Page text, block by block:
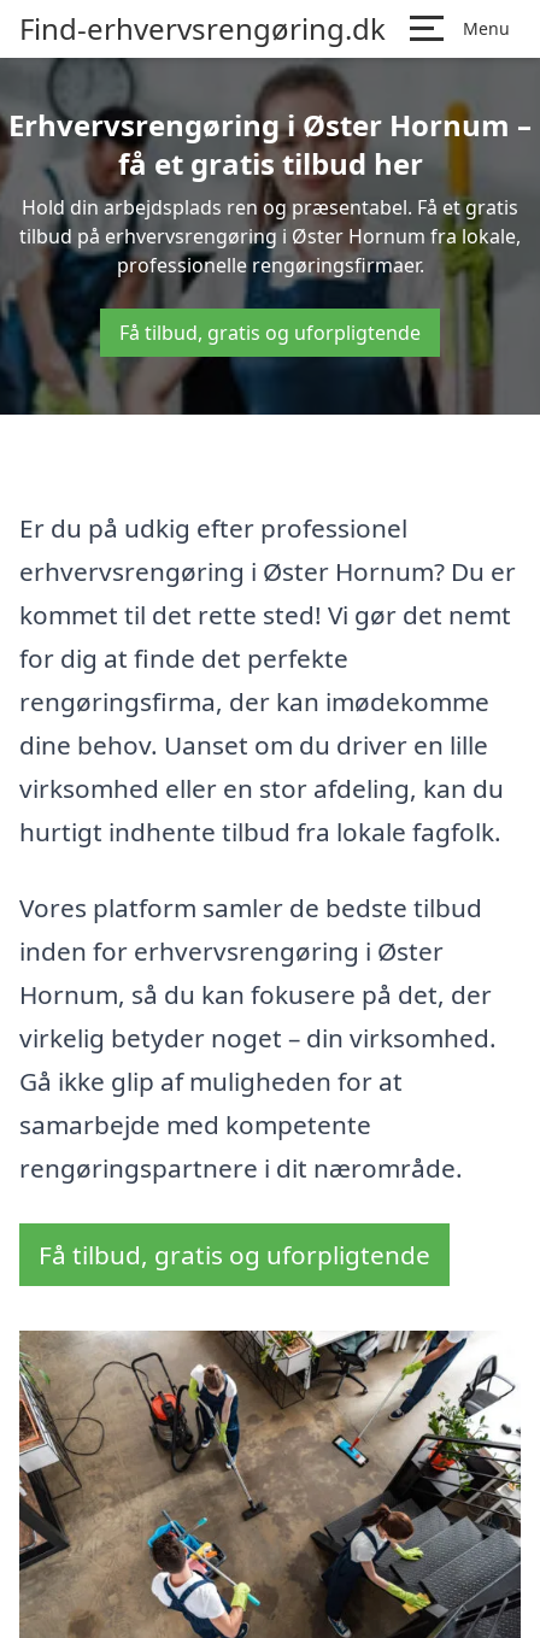
Find-erhvervsrengøring.dk Menu
Erhvervsrengøring i Øster Hornum –
få et gratis tilbud her
Hold din arbejdsplads ren og præsentabel. Få et gratis
tilbud på erhvervsrengøring i Øster Hornum fra lokale,
professionelle rengøringsfirmaer.
Få tilbud, gratis og uforpligtende
Er du på udkig efter professionel
erhvervsrengøring i Øster Hornum? Du er
kommet til det rette sted! Vi gør det nemt
for dig at finde det perfekte
rengøringsfirma, der kan imødekomme
dine behov. Uanset om du driver en lille
virksomhed eller en stor afdeling, kan du
hurtigt indhente tilbud fra lokale fagfolk.
Vores platform samler de bedste tilbud
inden for erhvervsrengøring i Øster
Hornum, så du kan fokusere på det, der
virkelig betyder noget – din virksomhed.
Gå ikke glip af muligheden for at
samarbejde med kompetente
rengøringspartnere i dit nærområde.
Få tilbud, gratis og uforpligtende